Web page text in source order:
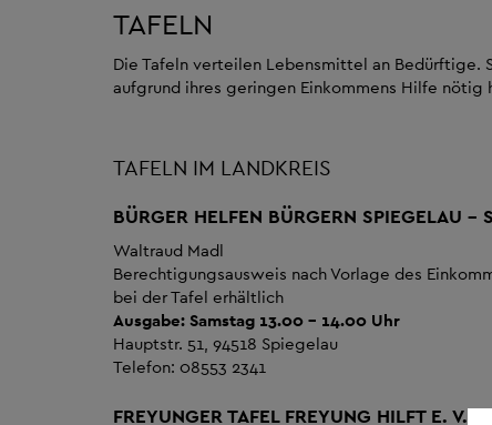
TAFELN
Die Tafeln verteilen Lebensmittel an Bedürftige.
aufgrund ihres geringen Einkommens Hilfe nötig
TAFELN IM LANDKREIS
BÜRGER HELFEN BÜRGERN SPIEGELAU –
Waltraud Madl
Berechtigungsausweis nach Vorlage des
bei der Tafel erhältlich
Ausgabe: Samstag 13.00 - 14.00 Uhr
Hauptstr. 51, 94518 Spiegelau
Telefon: 08553 2341
FREYUNGER TAFEL FREYUNG HILFT E. V.